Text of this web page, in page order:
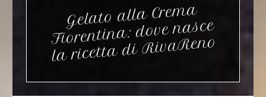
Gelato alla Cre
ma
Fiorentina: dove nasce
la ricetta di
Riva
Reno